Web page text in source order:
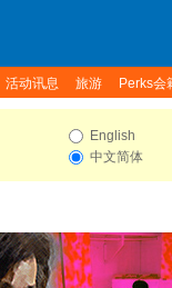
活动讯息 旅游 Perks会
English
中文简体